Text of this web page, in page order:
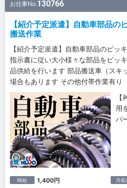
お仕事No.130766
【紹介予定派遣】自動車部品の
搬送作業
【紹介予定派遣】自動車部品のピッ
指示書に従い大小様々な部品をピッ
品供給を行います 部品搬送車（スキ
場合もあります その他付帯作業有り
用
パ
時給 1,400円 月収